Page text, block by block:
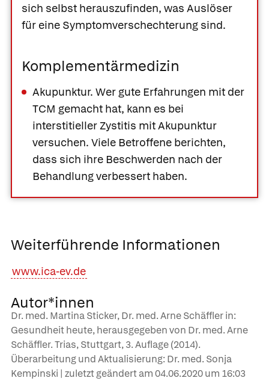
sich selbst herauszufinden, was Auslöser
für eine Symptomverschechterung sind.
Komplementärmedizin
Akupunktur. Wer gute Erfahrungen mit der
TCM gemacht hat, kann es bei
interstitieller Zystitis mit Akupunktur
versuchen. Viele Betroffene berichten,
dass sich ihre Beschwerden nach der
Behandlung verbessert haben.
Weiterführende Informationen
www.ica-ev.de
Autor*innen
Dr. med. Martina Sticker, Dr. med. Arne Schäffler in:
Gesundheit heute, herausgegeben von Dr. med. Arne
Schäffler. Trias, Stuttgart, 3. Auflage (2014).
Überarbeitung und Aktualisierung: Dr. med. Sonja
Kempinski | zuletzt geändert am04.06.2020um 16:03